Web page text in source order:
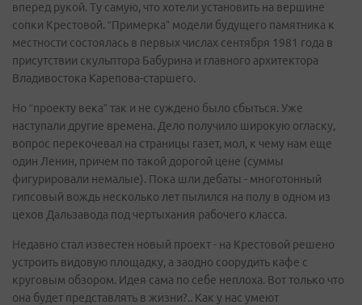
вперед рукой. Ту самую, что хотели установить на вершине
сопки Крестовой. “Примерка” модели будущего памятника к
местности состоялась в первых числах сентября 1981 года в
присутствии скульптора Бабурина и главного архитектора
Владивостока Карепова-старшего.
Но “проекту века” так и не суждено было сбыться. Уже
наступали другие времена. Дело получило широкую огласку,
вопрос перекочевал на страницы газет, мол, к чему нам еще
один Ленин, причем по такой дорогой цене (суммы
фигурировали немалые). Пока шли дебаты - многотонный
гипсовый вождь несколько лет пылился на полу в одном из
цехов Дальзавода под чертыхания рабочего класса.
Недавно стал известен новый проект - на Крестовой решено
устроить видовую площадку, а заодно соорудить кафе с
круговым обзором. Идея сама по себе неплоха. Вот только что
она будет представлять в жизни?.. Как у нас умеют